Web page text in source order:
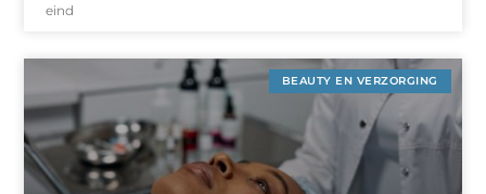
eind
BEAUTY EN VERZORGING